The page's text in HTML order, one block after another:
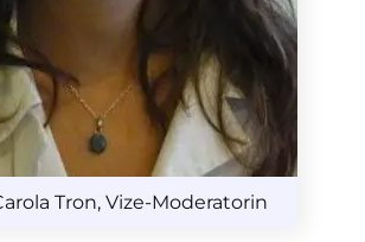
Tron, Vize-Moderatorin